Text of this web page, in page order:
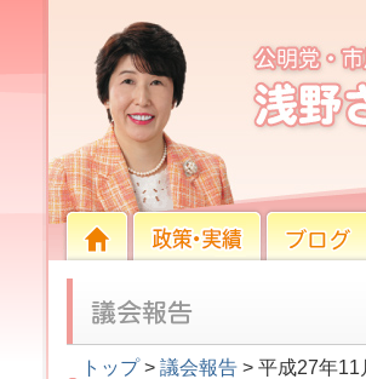
平成27年11月27日(金)から、
トップ> 議会報告 > 平成27年
HOME
HOME